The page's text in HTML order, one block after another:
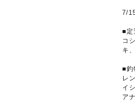
7/
■定
コ
キ
■釣
レ
イ
ア